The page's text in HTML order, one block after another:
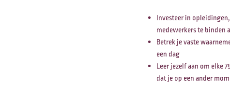
Investeer in
medewerkers te binden
Betrek je vaste
een dag
Leer jezelf aan om elke
dat je op een ander